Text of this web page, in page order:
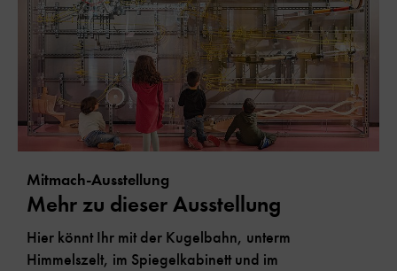
Mitmach-Ausstellung
Mehr zu dieser Ausstellung
Hier könnt Ihr mit der Kugelbahn, unterm
Himmelszelt, im Spiegelkabinett und im